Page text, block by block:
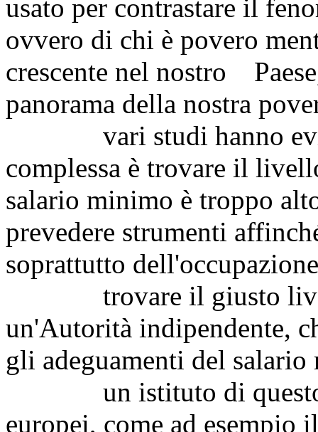
usato per contrastare il
ovvero di chi è povero
crescente nel nostro
panorama della nostra
vari studi hanno
complessa è trovare il
salario minimo è troppo
prevedere strumenti
soprattutto
trovare il giusto livello
un'Autorità indipendente,
gli adeguamenti del
un istituto di questo
europei, come ad esempio